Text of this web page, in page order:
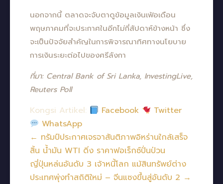
นอกจากนี้ ตลาดจะจับตาดูข้อมูลเงินเฟ้อเดือน
พฤษภาคมที่จะประกาศในอีกไม่กี่สัปดาห์ข้างหน้า ซึ่ง
จะเป็นปัจจัยสำคัญในการพิจารณาทิศทางนโยบาย
การเงินระยะต่อไปของศรีลังกา
ที่มา: Central Bank of Sri Lanka, InvestingLive,
Reuters Poll
Kongsi Artikel: Facebook
Twitter
WhatsApp
← ทรัมป์ประกาศเจรจาสันติภาพอิหร่านใกล้เสร็จ
สิ้น น้ำมัน WTI ดิ่ง ราคาฟอเร็กซ์ปั่นป่วน
ญี่ปุ่นหล่นอันดับ 3 เจ้าหนี้โลก แม้สินทรัพย์ต่าง
ประเทศพุ่งทำสถิติใหม่ – จีนแซงขึ้นสู่อันดับ 2 →